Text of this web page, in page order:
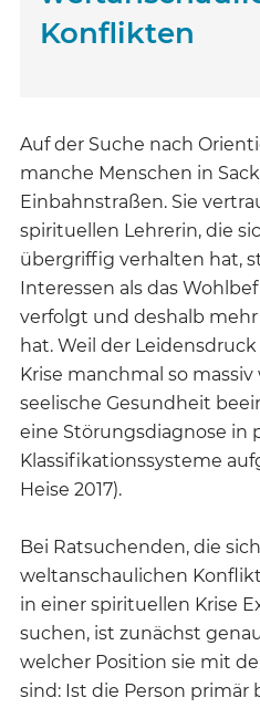
Konflikten
Auf der Suche nach
manche Menschen in
Einbahnstraßen. Sie
spirituellen Lehrerin, die
übergriffig verhalten hat,
Interessen als das
verfolgt und deshalb
hat. Weil der
Krise manchmal so massiv
seelische Gesundheit
eine Störungsdiagnose in
Klassifikationssysteme
Heise 2017).
Bei Ratsuchenden, die
weltanschaulichen
in einer spirituellen Krise
suchen, ist zunächst
welcher Position sie mit
sind: Ist die Person primär